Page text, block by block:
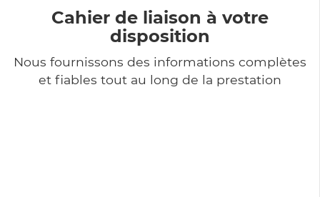
Cahier de liaison à votre
disposition
Nous fournissons des informations complètes
et fiables tout au long de la prestation